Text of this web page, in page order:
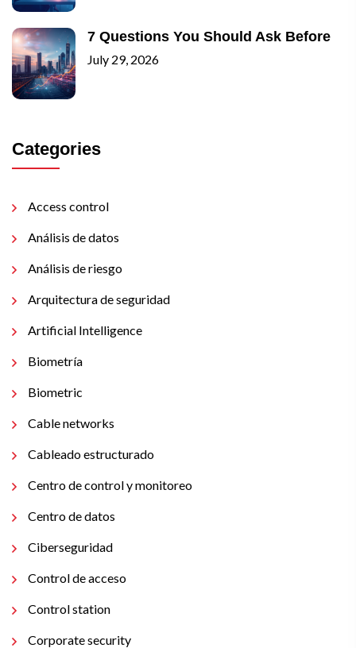
7 Questions You Should Ask Before
July 29, 2026
Categories
Access control
Análisis de datos
Análisis de riesgo
Arquitectura de seguridad
Artificial Intelligence
Biometría
Biometric
Cable networks
Cableado estructurado
Centro de control y monitoreo
Centro de datos
Ciberseguridad
Control de acceso
Control station
Corporate security